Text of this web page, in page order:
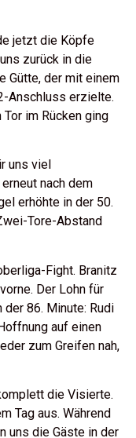
jetzt die Köpfe
zurück in die
Gütte, der mit einem
Anschluss erzielte.
im Rücken ging
uns viel
nach dem
erhöhte in der 50.
Tore-Abstand
Fight. Branitz
Der Lohn für
86. Minute: Rudi
auf einen
zum Greifen nah,
die Visierte.
Tag aus. Während
uns die Gäste in der